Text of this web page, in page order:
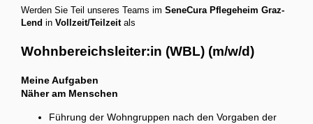
Werden Sie Teil unseres Teams im SeneCura Pflegeheim Graz-
Lend in Vollzeit/Teilzeitals
Wohnbereichsleiter:in (WBL) (m/w/d)
Meine Aufgaben
Näher am Menschen
Führung der Wohngruppen nach den Vorgaben der